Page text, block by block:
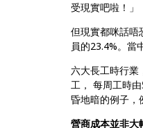
受現實吧啦！」
但現實都咪話唔
員的23.4%。當
六大長工時行業
工， 每周工時
昏地暗的例子
營商成本並非大